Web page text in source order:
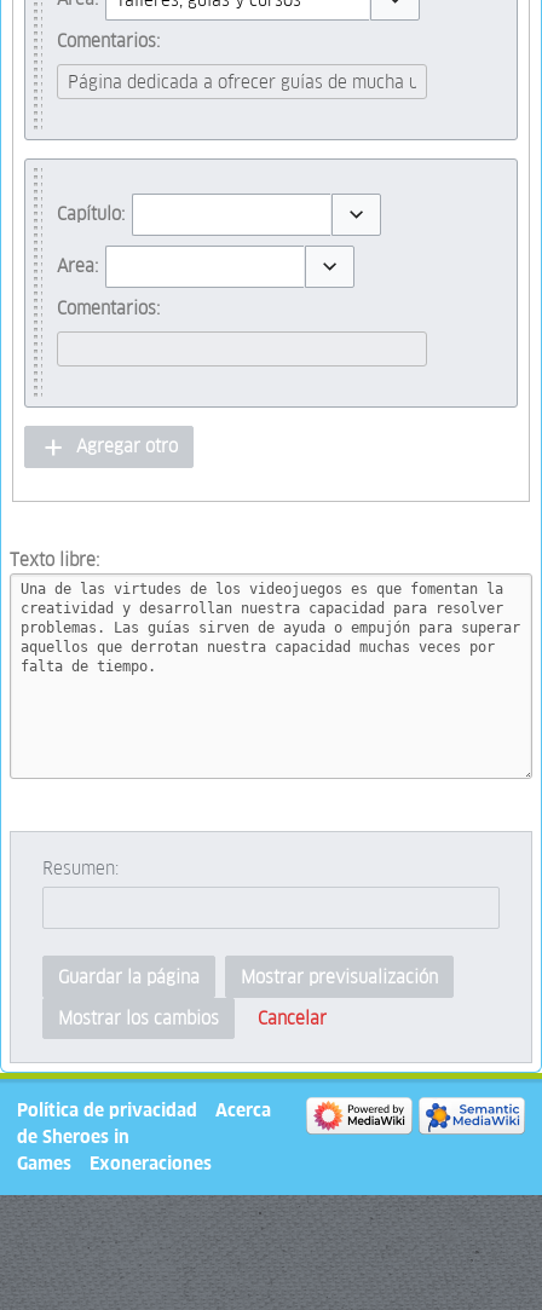
Comentarios:
Capítulo:
Toggle options
Area:
Comentarios:
Agregar otro
Texto libre:
Resumen:
Guardar la página
Mostrar previsualización
Mostrar los cambios
Cancelar
Política de privacidad
Acerca
de Sheroes in
Games
Exoneraciones